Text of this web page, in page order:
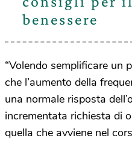
benessere
“Volendo semplificare un
che l’aumento della
una normale risposta
incrementata richiesta di
quella che avviene nel